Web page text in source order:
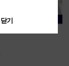
닫기